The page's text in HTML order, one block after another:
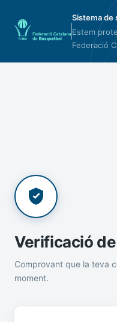
Sistema de
Estem
Federació
Verificació
Comprovant que la teva
moment.